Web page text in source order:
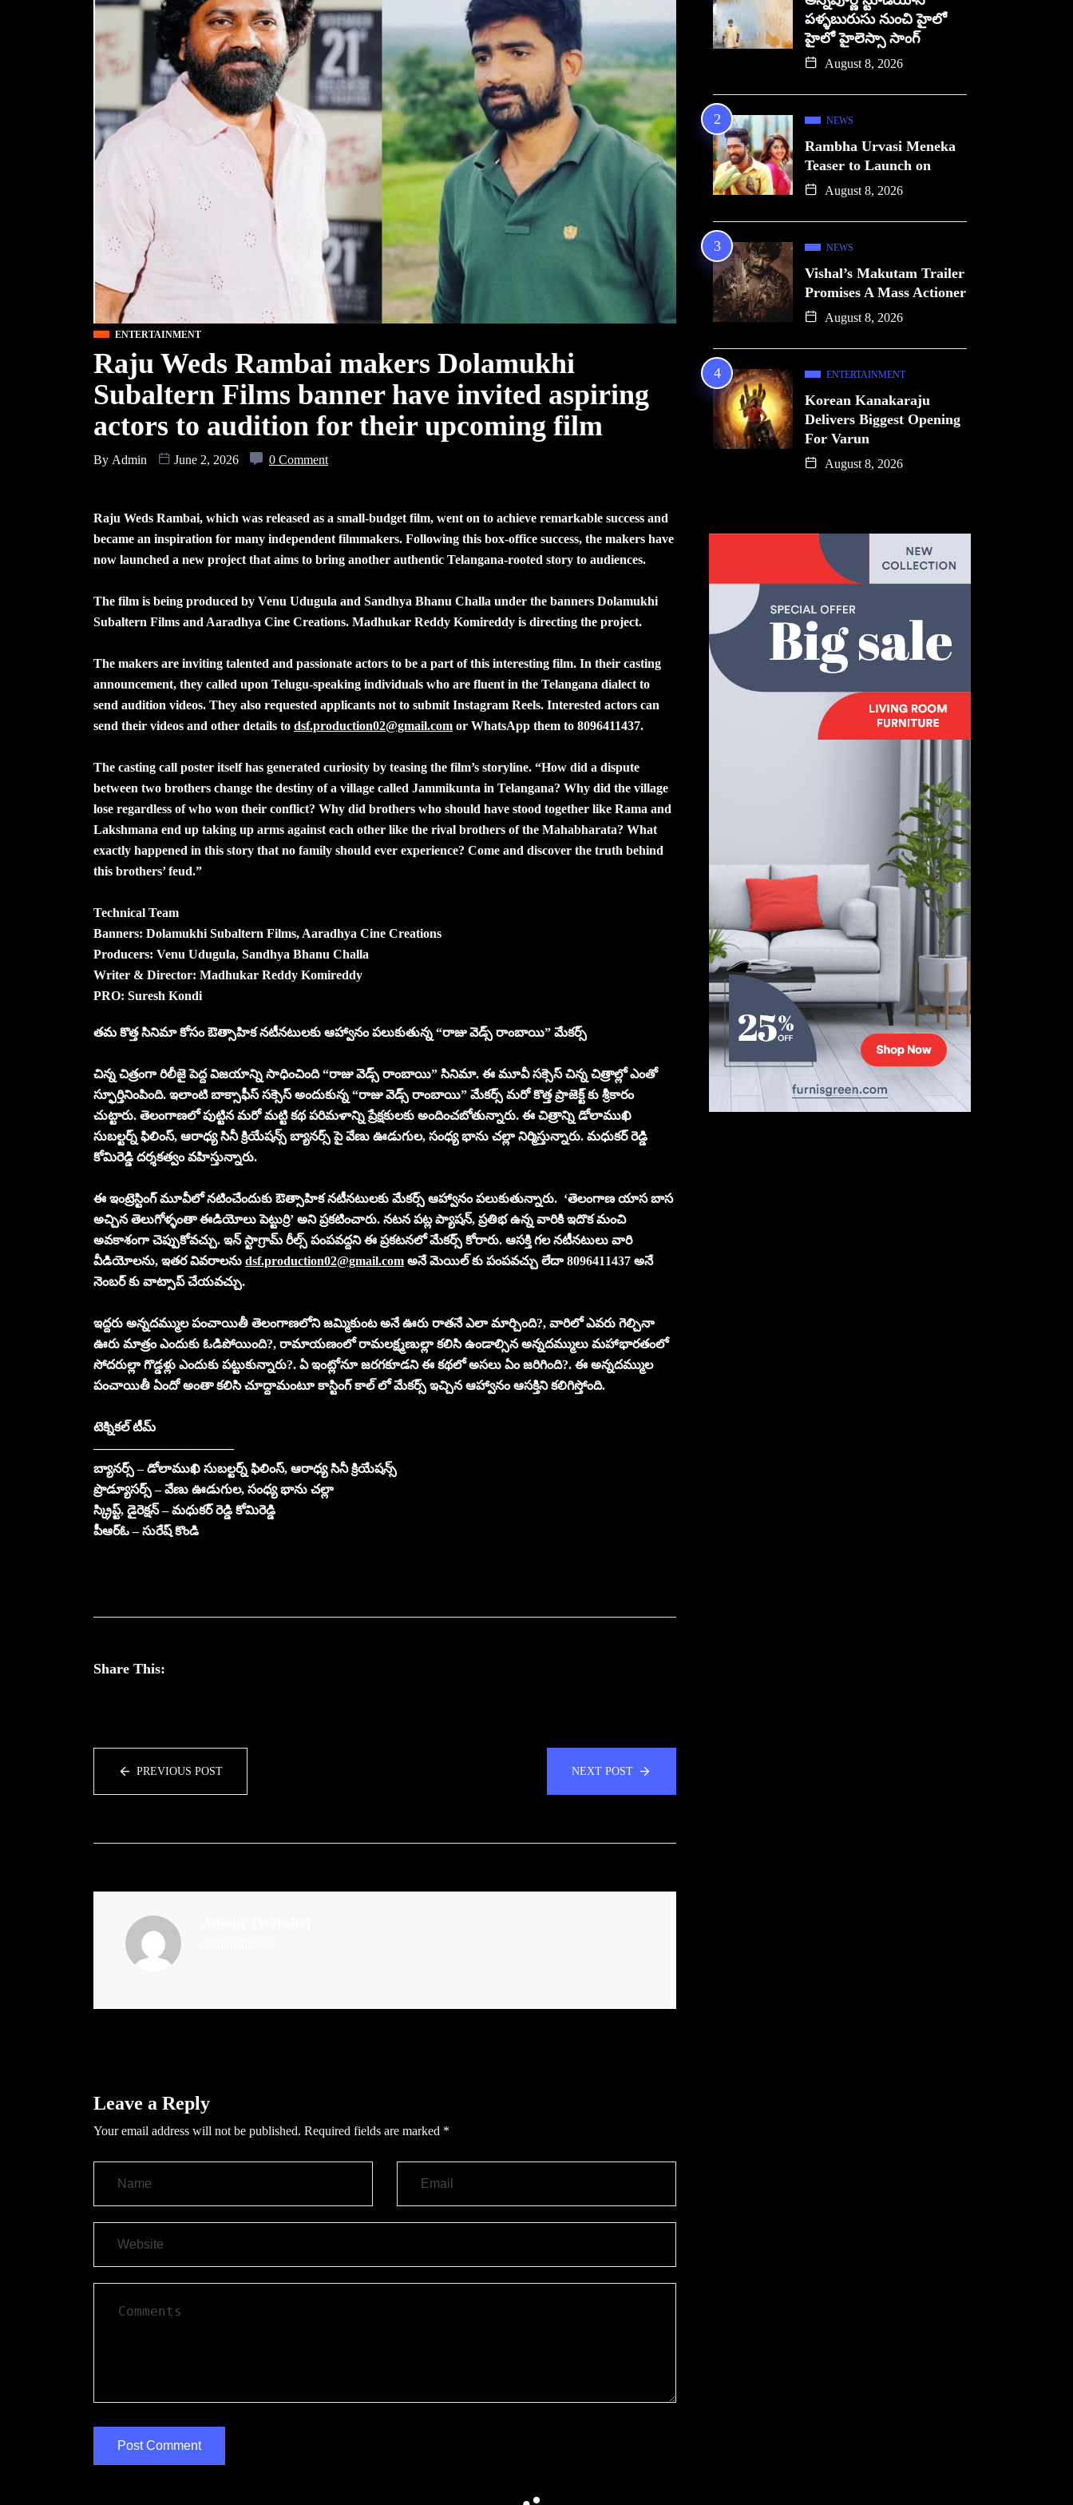
ENTERTAINMENT
Raju Weds Rambai makers Dolamukhi
Subaltern Films banner have invited aspiring
actors to audition for their upcoming film
By Admin June 2, 2026 0 Comment
Raju Weds Rambai, which was released as a small-budget film, went on to achieve remarkable success and
became an inspiration for many independent filmmakers. Following this box-office success, the makers have
now launched a new project that aims to bring another authentic Telangana-rooted story to audiences.
The film is being produced by Venu Udugula and Sandhya Bhanu Challa under the banners Dolamukhi
Subaltern Films and Aaradhya Cine Creations. Madhukar Reddy Komireddy is directing the project.
The makers are inviting talented and passionate actors to be a part of this interesting film. In their casting
announcement, they called upon Telugu-speaking individuals who are fluent in the Telangana dialect to
send audition videos. They also requested applicants not to submit Instagram Reels. Interested actors can
send their videos and other details to dsf.production02@gmail.com or WhatsApp them to 8096411437.
The casting call poster itself has generated curiosity by teasing the film’s storyline. “How did a dispute
between two brothers change the destiny of a village called Jammikunta in Telangana? Why did the village
lose regardless of who won their conflict? Why did brothers who should have stood together like Rama and
Lakshmana end up taking up arms against each other like the rival brothers of the Mahabharata? What
exactly happened in this story that no family should ever experience? Come and discover the truth behind
this brothers’ feud.”
Technical Team
Banners: Dolamukhi Subaltern Films, Aaradhya Cine Creations
Producers: Venu Udugula, Sandhya Bhanu Challa
Writer & Director: Madhukar Reddy Komireddy
PRO: Suresh Kondi
తమ కొత్త సినిమా కోసం ఔత్సాహిక నటీనటులకు ఆహ్వానం పలుకుతున్న “రాజు వెడ్స్ రాంబాయి” మేకర్స్
చిన్న చిత్రంగా రిలీజై పెద్ద విజయాన్ని సాధించింది “రాజు వెడ్స్ రాంబాయి” సినిమా. ఈ మూవీ సక్సెస్ చిన్న చిత్రాల్లో ఎంతో
స్ఫూర్తినింపింది. ఇలాంటి బాక్సాఫీస్ సక్సెస్ అందుకున్న “రాజు వెడ్స్ రాంబాయి” మేకర్స్ మరో కొత్త ప్రాజెక్ట్ కు శ్రీకారం
చుట్టారు. తెలంగాణలో పుట్టిన మరో మట్టి కథ పరిమళాన్ని ప్రేక్షకులకు అందించబోతున్నారు. ఈ చిత్రాన్ని డోలాముఖి
సుబల్టర్న్ ఫిలింస్, ఆరాధ్య సినీ క్రియేషన్స్ బ్యానర్స్ పై వేణు ఊడుగుల, సంధ్య భాను చల్లా నిర్మిస్తున్నారు. మధుకర్ రెడ్డి
కోమిరెడ్డి దర్శకత్వం వహిస్తున్నారు.
ఈ ఇంట్రెస్టింగ్ మూవీలో నటించేందుకు ఔత్సాహిక నటీనటులకు మేకర్స్ ఆహ్వానం పలుకుతున్నారు. ‘తెలంగాణ యాస బాస
అచ్చిన తెలుగోళ్ళంతా ఈడియోలు పెట్టుర్రి’ అని ప్రకటించారు. నటన పట్ల ప్యాషన్, ప్రతిభ ఉన్న వారికి ఇదొక మంచి
అవకాశంగా చెప్పుకోవచ్చు. ఇన్ స్టాగ్రామ్ రీల్స్ పంపవద్దని ఈ ప్రకటనలో మేకర్స్ కోరారు. ఆసక్తి గల నటీనటులు వారి
వీడియోలను, ఇతర వివరాలను dsf.production02@gmail.com అనే మెయిల్ కు పంపవచ్చు లేదా 8096411437 అనే
నెంబర్ కు వాట్సాప్ చేయవచ్చు.
ఇద్దరు అన్నదమ్ముల పంచాయితీ తెలంగాణలోని జమ్మికుంట అనే ఊరు రాతనే ఎలా మార్చింది?, వారిలో ఎవరు గెల్చినా
ఊరు మాత్రం ఎందుకు ఓడిపోయింది?, రామాయణంలో రామలక్ష్మణుల్లా కలిసి ఉండాల్సిన అన్నదమ్ములు మహాభారతంలో
సోదరుల్లా గొడ్డళ్లు ఎందుకు పట్టుకున్నారు?. ఏ ఇంట్లోనూ జరగకూడని ఈ కథలో అసలు ఏం జరిగింది?. ఈ అన్నదమ్ముల
పంచాయితీ ఏందో అంతా కలిసి చూద్దామంటూ కాస్టింగ్ కాల్ లో మేకర్స్ ఇచ్చిన ఆహ్వానం ఆసక్తిని కలిగిస్తోంది.
టెక్నికల్ టీమ్
———————————
బ్యానర్స్ – డోలాముఖి సుబల్టర్న్ ఫిలింస్, ఆరాధ్య సినీ క్రియేషన్స్
ప్రొడ్యూసర్స్ – వేణు ఊడుగుల, సంధ్య భాను చల్లా
స్క్రిప్ట్, డైరెక్షన్ – మధుకర్ రెడ్డి కోమిరెడ్డి
పీఆర్ఓ – సురేష్ కొండి
Share This:
PREVIOUS POST NEXT POST
Leave a Reply
Your email address will not be published. Required fields are marked *
పళ్ళబురుసు నుంచి హైలో
హైలో హైలెస్సా సాంగ్
August 8, 2026
NEWS
Rambha Urvasi Meneka
Teaser to Launch on
August 8, 2026
NEWS
Vishal’s Makutam Trailer
Promises A Mass Actioner
August 8, 2026
ENTERTAINMENT
Korean Kanakaraju
Delivers Biggest Opening
For Varun
August 8, 2026